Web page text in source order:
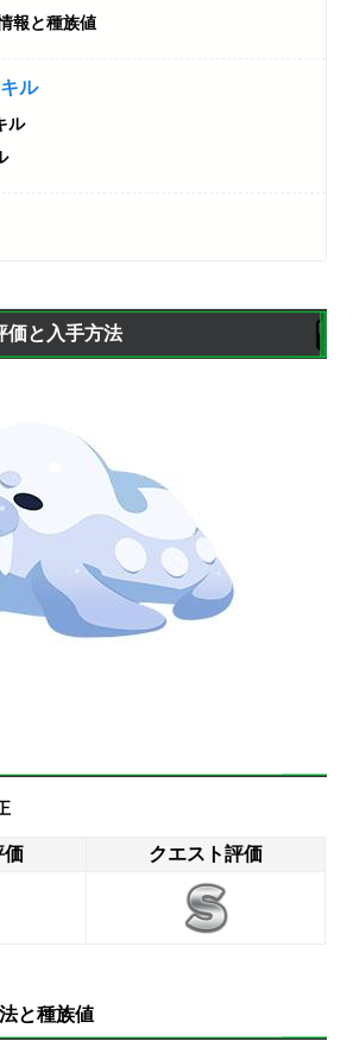
報と種族値
ル
ル
価と入手方法
価 クエスト評価
と種族値